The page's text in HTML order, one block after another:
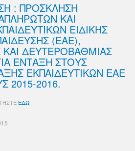
: ΠΡΟΣΚΛΗΣΗ
ΚΑΙ
ΕΙΔΙΚΗΣ
(ΕΑΕ),
ΔΕΥΤΕΡΟΒΑΘΜΙΑΣ
ΕΝΤΑΞΗ ΣΤΟΥΣ
ΕΚΠΑΙΔΕΥΤΙΚΩΝ ΕΑΕ
2015-2016.
ΕΔΩ